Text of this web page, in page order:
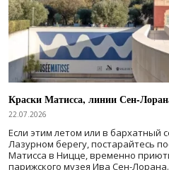
Краски Матисса, линии Сен-
22.07.2026
Если этим летом или в бархатный
Лазурном берегу, постарайтесь
Матисса в Ницце, временно
парижского музея Ива Сен-